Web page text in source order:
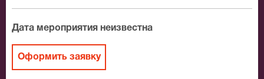
пронзительна и прекрасна. Романсы из этого
спектакля стали очень популярны, зажили своей
шиповник», «Аллилуйя любви» можно услышать
сегодня в исполнении самых разных артистов.
Дата мероприятия неизвестна
Оформить заявку